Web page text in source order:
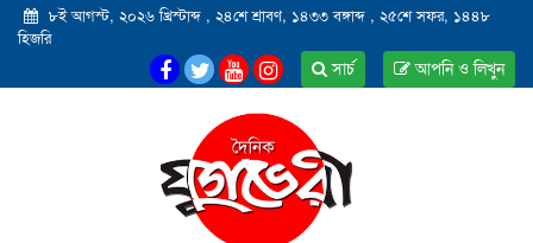
৮ই আগস্ট, ২০২৬ খ্রিস্টাব্দ , ২৪শে শ্রাবণ, ১৪৩৩ বঙ্গাব্দ , ২৫শে সফর, ১৪৪৮
হিজরি
আপনি ও লিখুন
সার্চ